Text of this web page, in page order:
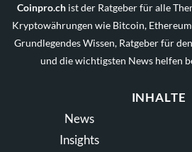
Coinpro.chist der Ratgeber für alle
Kryptowährungen wie Bitcoin,
Grundlegendes Wissen, Ratgeber für
und die wichtigsten News helfen
INHALTE
News
Insights